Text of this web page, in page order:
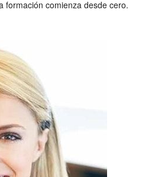
formación comienza desde cero.